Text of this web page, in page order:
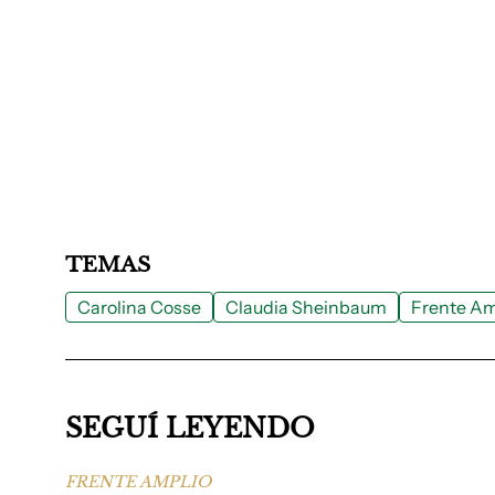
TEMAS
Carolina Cosse Claudia Sheinbaum Frente
SEGUÍ LEYENDO
FRENTE AMPLIO